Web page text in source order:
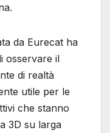
da Eurecat ha
osservare il
di realtà
utile per le
che stanno
3D su larga